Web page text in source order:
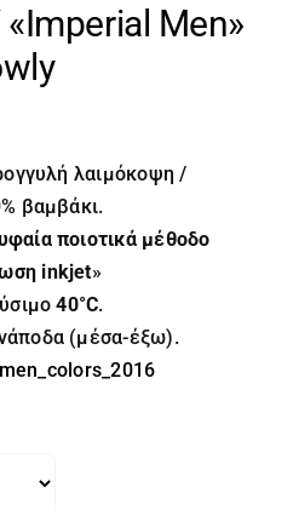
Men»
λαιμόκοψη /
βαμβάκι.
ποιοτικά μέθοδο
inkjet»
40°C.
(μέσα-έξω).